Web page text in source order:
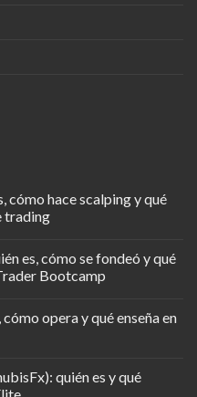
cómo hace scalping y qué
trading
es, cómo se fondeó y qué
Bootcamp
opera y qué enseña en
quién es y qué